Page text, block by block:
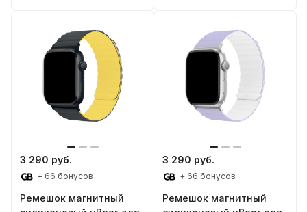
3 290 руб.
+ 66 бонусов
Ремешок магнитный
3 290 руб.
+ 66 бонусов
Ремешок магнитный